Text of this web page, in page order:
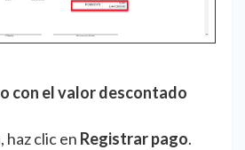
con el valor descontado
haz clic en Registrar pago.